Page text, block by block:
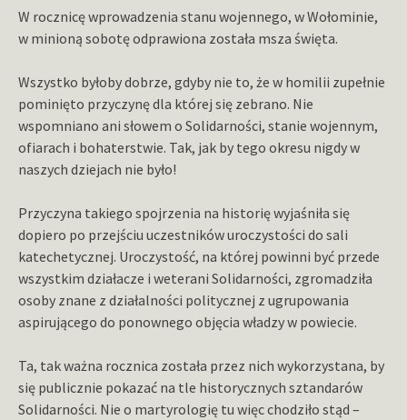
W rocznicę wprowadzenia stanu wojennego, w Wołominie,
w minioną sobotę odprawiona została msza święta.
Wszystko byłoby dobrze, gdyby nie to, że w homilii zupełnie
pominięto przyczynę dla której się zebrano. Nie
wspomniano ani słowem o Solidarności, stanie wojennym,
ofiarach i bohaterstwie. Tak, jak by tego okresu nigdy w
naszych dziejach nie było!
Przyczyna takiego spojrzenia na historię wyjaśniła się
dopiero po przejściu uczestników uroczystości do sali
katechetycznej. Uroczystość, na której powinni być przede
wszystkim działacze i weterani Solidarności, zgromadziła
osoby znane z działalności politycznej z ugrupowania
aspirującego do ponownego objęcia władzy w powiecie.
Ta, tak ważna rocznica została przez nich wykorzystana, by
się publicznie pokazać na tle historycznych sztandarów
Solidarności. Nie o martyrologię tu więc chodziło stąd –